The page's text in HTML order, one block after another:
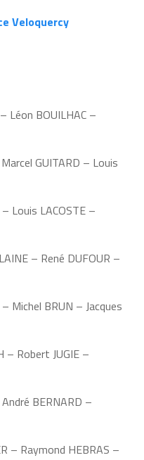
Veloquercy
Léon BOUILHAC –
GUITARD – Louis
Louis LACOSTE –
– René DUFOUR –
Michel BRUN – Jacques
– Robert JUGIE –
BERNARD –
– Raymond HEBRAS –